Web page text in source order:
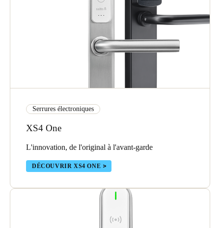
Serrures électroniques
XS4 One
L'innovation, de l'original à l'avant-garde
DÉCOUVRIR XS4 ONE